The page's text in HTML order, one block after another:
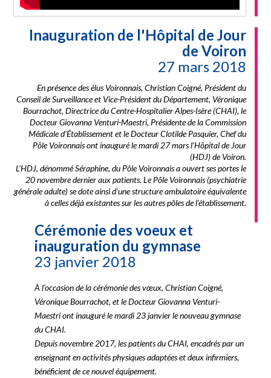
Inauguration de l'Hôpital de Jour
de Voiron
27 mars 2018
En présence des élus Voironnais, Christian Coigné, Président du
Conseil de Surveillance et Vice-Président du Département, Véronique
Bourrachot, Directrice du Centre-Hospitalier Alpes-Isère (CHAI), le
Docteur Giovanna Venturi-Maestri, Présidente de la Commission
Médicale d’Établissement et le Docteur Clotilde Pasquier, Chef du
Pôle Voironnais ont inauguré le mardi 27 mars l’Hôpital de Jour
(HDJ) de Voiron.
L’HDJ, dénommé Séraphine, du Pôle Voironnais a ouvert ses portes le
20 novembre dernier aux patients. Le Pôle Voironnais (psychiatrie
générale adulte) se dote ainsi d’une structure ambulatoire équivalente
à celles déjà existantes sur les autres pôles de l’établissement.
Cérémonie des voeux et
inauguration du gymnase
23 janvier 2018
À l’occasion de la cérémonie des vœux, Christian Coigné,
Véronique Bourrachot, et le Docteur Giovanna Venturi-
Maestri ont inauguré le mardi 23 janvier le nouveau gymnase
du CHAI.
Depuis novembre 2017, les patients du CHAI, encadrés par un
enseignant en activités physiques adaptées et deux infirmiers,
bénéficient de ce nouvel équipement.